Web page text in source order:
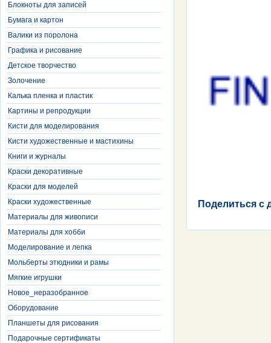
Блокноты для записей
Бумага и картон
Валики из поролона
Графика и рисование
Детское творчество
Золочение
Калька пленка и пластик
Картины и репродукции
Кисти для моделирования
Кисти художественные и мастихины
Книги и журналы
Краски декоративные
Краски для моделей
Краски художественные
Материалы для живописи
Материалы для хобби
Моделирование и лепка
Мольберты этюдники и рамы
Мягкие игрушки
Новое_неразобранное
Оборудование
Планшеты для рисования
Подарочные сертификаты
Поделиться с